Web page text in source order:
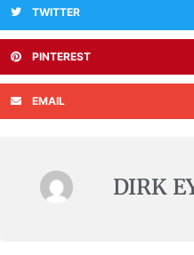
TWITTER
PINTEREST
EMAIL
DIRK